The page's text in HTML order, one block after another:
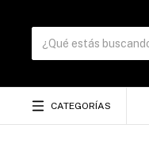
CATEGORÍAS